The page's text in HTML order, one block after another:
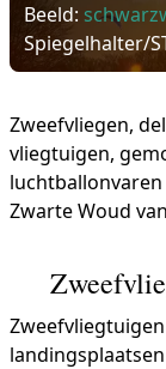
Beeld:
Spiegelhalter/
Zweefvliegen,
vliegtuigen,
Zwarte Woud